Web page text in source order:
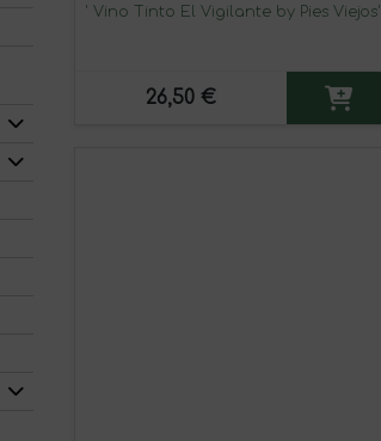
' Vino Tinto El Vigilante by Pies Viejos'
26,50 €